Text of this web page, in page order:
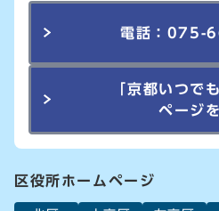
電話：075-
「京都いつで
ページ
区役所ホームページ